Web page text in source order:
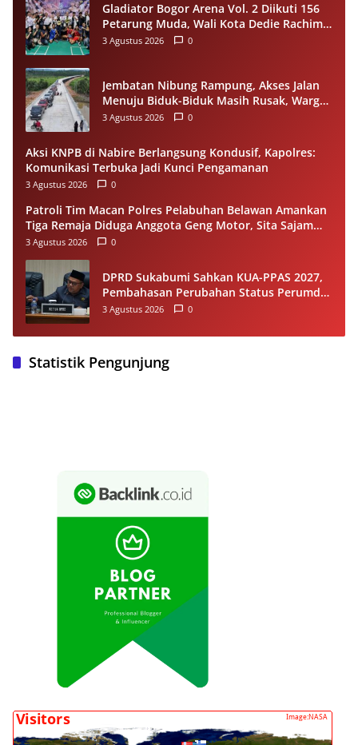
Gladiator Bogor Arena Vol. 2 Diikuti 156
Petarung Muda, Wali Kota Dedie Rachim
Gaungkan Stop Tawuran Lewat Tinju
3 Agustus 2026 0
Jembatan Nibung Rampung, Akses Jalan
Menuju Biduk-Biduk Masih Rusak, Warga
Minta Pemprov Kaltim Segera Bertindak
3 Agustus 2026 0
Aksi KNPB di Nabire Berlangsung Kondusif, Kapolres:
Komunikasi Terbuka Jadi Kunci Pengamanan
3 Agustus 2026 0
Patroli Tim Macan Polres Pelabuhan Belawan Amankan
Tiga Remaja Diduga Anggota Geng Motor, Sita Sajam
dan Sepeda Motor
3 Agustus 2026 0
DPRD Sukabumi Sahkan KUA-PPAS 2027,
Pembahasan Perubahan Status Perumda
Tirta Jaya Berlanjut
3 Agustus 2026 0
Statistik Pengunjung